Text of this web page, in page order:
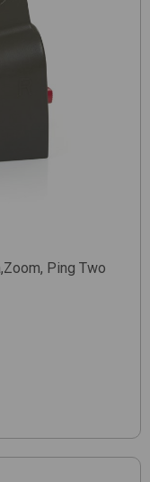
Ping Two